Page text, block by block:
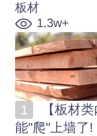
板材
1.3w+
能"爬"上墙了!